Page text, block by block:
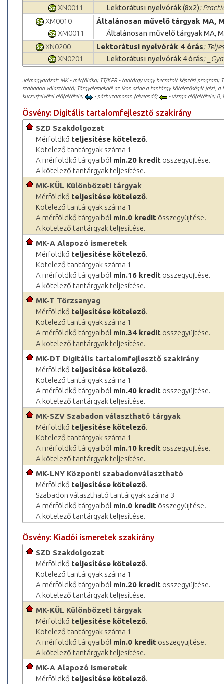
XN0011 Lektorátusi nyelvórák (8x2);
XM0010
Általánosan művelő tárgyak MA,
XM0011
Általánosan művelő tárgyak MA,
XN0200
Lektorátusi nyelvórák 4 órás;
XN0201
Lektorátusi nyelvórák 4 órás;
Jelmagyarázat: MK - mérföldko; TT/KPR - tantárgy vagy becsatolt képzési program;
szabadon választható; Tárgyelemeknél az ikon színe a tantárgy kötelezőségét jelzi,
kurzusfelvétel előfeltétele;
- párhuzamosan felveendő; - vizsga előfeltétele;
Ösvény: Digitális tartalomfejlesztő szakirány
SZD Szakdolgozat
Mérföldkő teljesítése kötelező.
Kötelező tantárgyak száma 1
A mérföldkő tárgyaiból min.20 kredit összegyüjtése.
A kötelező tantárgyak teljesítése.
MK-KÜL Különbözeti tárgyak
Mérföldkő teljesítése kötelező.
Kötelező tantárgyak száma 1
A mérföldkő tárgyaiból min.0 kredit összegyüjtése.
A kötelező tantárgyak teljesítése.
MK-A Alapozó ismeretek
Mérföldkő teljesítése kötelező.
Kötelező tantárgyak száma 1
A mérföldkő tárgyaiból min.16 kredit összegyüjtése.
A kötelező tantárgyak teljesítése.
MK-T Törzsanyag
Mérföldkő teljesítése kötelező.
Kötelező tantárgyak száma 1
A mérföldkő tárgyaiból min.34 kredit összegyüjtése.
A kötelező tantárgyak teljesítése.
MK-DT Digitális tartalomfejlesztő szakirány
Mérföldkő teljesítése kötelező.
Kötelező tantárgyak száma 1
A mérföldkő tárgyaiból min.40 kredit összegyüjtése.
A kötelező tantárgyak teljesítése.
MK-SZV Szabadon választható tárgyak
Mérföldkő teljesítése kötelező.
Kötelező tantárgyak száma 1
A mérföldkő tárgyaiból min.10 kredit összegyüjtése.
A kötelező tantárgyak teljesítése.
MK-LNY Központi szabadonválasztható
Mérföldkő teljesítése kötelező.
Szabadon választható tantárgyak száma 3
A mérföldkő tárgyaiból min.0 kredit összegyüjtése.
A kötelező tantárgyak teljesítése.
Ösvény: Kiadói ismeretek szakirány
SZD Szakdolgozat
Mérföldkő teljesítése kötelező.
Kötelező tantárgyak száma 1
A mérföldkő tárgyaiból min.20 kredit összegyüjtése.
A kötelező tantárgyak teljesítése.
MK-KÜL Különbözeti tárgyak
Mérföldkő teljesítése kötelező.
Kötelező tantárgyak száma 1
A mérföldkő tárgyaiból min.0 kredit összegyüjtése.
A kötelező tantárgyak teljesítése.
MK-A Alapozó ismeretek
Mérföldkő teljesítése kötelező.